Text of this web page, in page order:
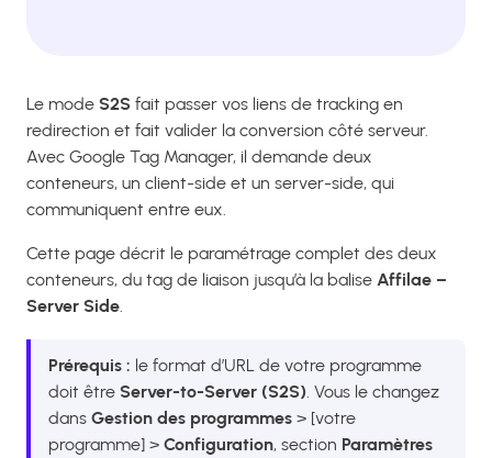
Le mode S2S fait passer vos liens de tracking en
redirection et fait valider la conversion côté serveur.
Avec Google Tag Manager, il demande deux
conteneurs, un client-side et un server-side, qui
communiquent entre eux.
Cette page décrit le paramétrage complet des deux
conteneurs, du tag de liaison jusqu’à la balise Affilae –
Server Side
Prérequis : le format d’URL de votre programme
doit être Server-to-Server (S2S) . Vous le changez
dans Gestion des programmes > [votre
programme] > Configuration, section Paramètres